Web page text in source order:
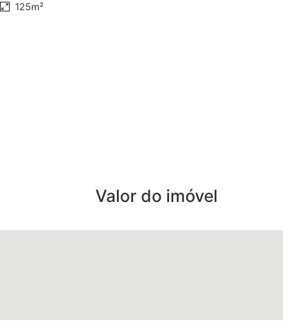
125m²
Valor do imóvel